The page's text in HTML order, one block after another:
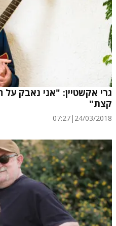
גרי אקשטיין: "אני נאבק על
קצת"
24/03/2018
|
07:27